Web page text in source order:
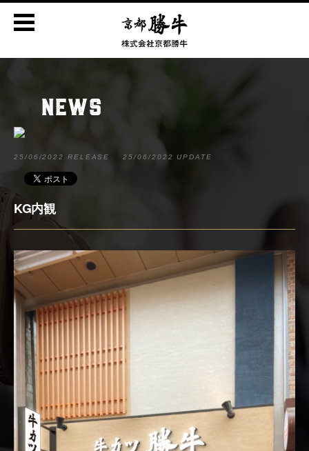
NEWS
25/06/2022 RELEASE 25/06/2022 UPDATE
KG内観